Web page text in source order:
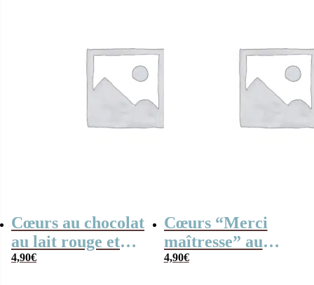
Cœurs au chocolat
au lait rouge et
blanc x 4 “Pour
4,90€
Cœurs “Merci
maîtresse” au
chocolat au lait
4,90€